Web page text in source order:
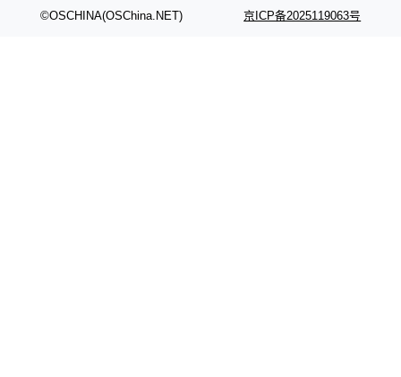
©OSCHINA(OSChina.NET) 京ICP备2025119063号